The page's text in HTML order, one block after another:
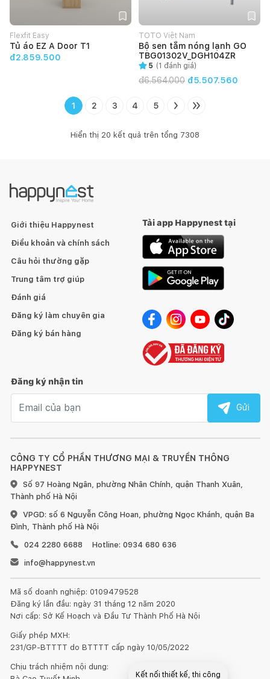
Flexfit Easy
Tủ áo EZ A Door T1
đ2.859.500
TOTO Việt Nam
Bộ sen tắm nóng lạnh GO
TBG01302V_DGH104ZR
5 (1 đánh giá)
đ6.564.000 đ5.507.560
1 2 3 4 5
Hiển thị 20 kết quả trên tổng 7308
CÔNG TY CỔ PHẦN THƯƠNG MẠI & TRUYỀN THÔNG
HAPPYNEST
Số 97 Hoàng Ngân, phường Nhân Chính, quận Thanh Xuân,
Thành phố Hà Nội
VPGD: số 6 Nguyễn Công Hoan, phường Ngọc Khánh, quận Ba
Đình, Thành phố Hà Nội
024 2280 6688
Hotline: 0934 680 636
info@happynest.vn
Mã số doanh nghiệp: 0109479528
Đăng ký lần đầu: ngày 31 tháng 12 năm 2020
Nơi cấp: Sở Kế Hoạch và Đầu Tư Thành Phố Hà Nội
Giấy phép MXH:
231/GP-BTTTT do BTTTT cấp ngày 10/05/2022
Chịu trách nhiệm nội dung:
Giới thiệu Happynest
Điều khoản và chính sách
Câu hỏi thường gặp
Trung tâm trợ giúp
Đánh giá
Đăng ký làm chuyên gia
Đăng ký bán hàng
Tải app Happynest tại
Đăng ký nhận tin
Gửi
Kết nối thiết kế, thi công